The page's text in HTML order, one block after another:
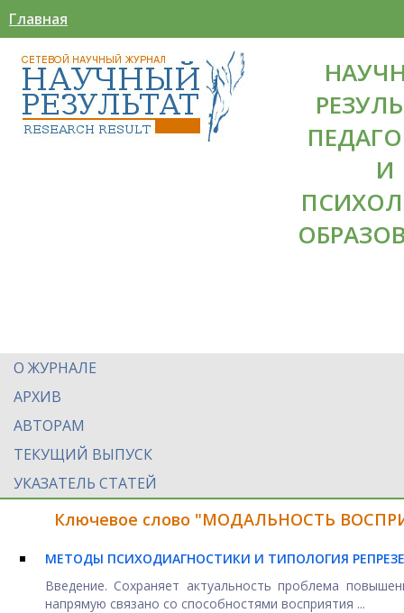
Главная
И
О ЖУРНАЛЕ
АРХИВ
АВТОРАМ
ТЕКУЩИЙ ВЫПУСК
УКАЗАТЕЛЬ СТАТЕЙ
Ключевое слово "МОДАЛЬНОСТЬ
МЕТОДЫ ПСИХОДИАГНОСТИКИ И ТИПОЛОГИЯ
Введение. Сохраняет актуальность проблема
напрямую связано со способностями восприятия ...